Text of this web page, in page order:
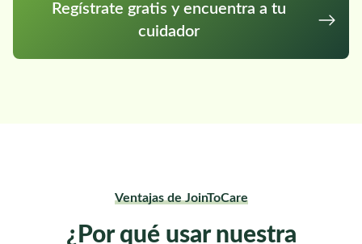
Regístrate gratis y encuentra a tu
cuidador
Ventajas de JoinToCare
¿Por qué usar nuestra